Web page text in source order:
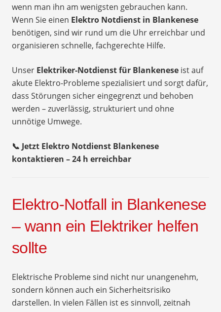
wenn man ihn am wenigsten gebrauchen kann.
Wenn Sie einen Elektro Notdienst in Blankenese
benötigen, sind wir rund um die Uhr erreichbar und
organisieren schnelle, fachgerechte Hilfe.
Unser Elektriker-Notdienst für Blankenese ist auf
akute Elektro-Probleme spezialisiert und sorgt dafür,
dass Störungen sicher eingegrenzt und behoben
werden – zuverlässig, strukturiert und ohne
unnötige Umwege.
📞 Jetzt Elektro Notdienst Blankenese
kontaktieren – 24 h erreichbar
Elektro-Notfall in Blankenese
– wann ein Elektriker helfen
sollte
Elektrische Probleme sind nicht nur unangenehm,
sondern können auch ein Sicherheitsrisiko
darstellen. In vielen Fällen ist es sinnvoll, zeitnah